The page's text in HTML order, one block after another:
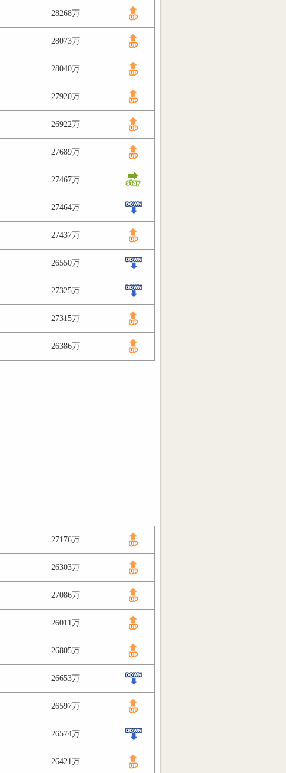
28268万
28073万
28040万
27920万
26922万
27689万
27467万
27464万
27437万
26550万
27325万
27315万
26386万
27176万
26303万
27086万
26011万
26805万
26653万
26597万
26574万
26421万